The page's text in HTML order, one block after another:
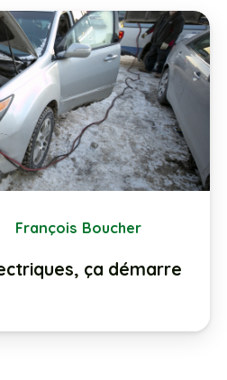
François Boucher
ça démarre